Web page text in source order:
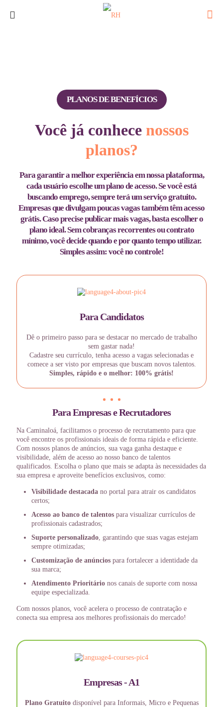
PLANOS DE BENEFÍCIOS
Você já conhece nossos
planos?
Para garantir a melhor experiência em nossa plataforma,
cada usuário escolhe um plano de acesso. Se você está
buscando emprego, sempre terá um serviçogratuito.
Empresas que divulgam poucas vagas também têm acesso
grátis. Caso precise publicar mais vagas, basta escolher o
plano ideal. Sem cobranças recorrentes ou contrato
mínimo, você decide quando e por quanto tempo utilizar.
Simples assim: você no controle!
Para Candidatos
Dê o primeiro passo para se destacar no mercado de trabalho
sem gastar nada!
Cadastre seu currículo, tenha acesso a vagas selecionadas e
comece a ser visto por empresas que buscam novos talentos.
Simples, rápido e o melhor: 100% grátis!
Para Empresas e Recrutadores
Na Caminaloá, facilitamos o processo de recrutamento para que
você encontre os profissionais ideais de forma rápida e eficiente.
Com nossos planos de anúncios, sua vaga ganha destaque e
visibilidade, além de acesso ao nosso banco de talentos
qualificados. Escolha o plano que mais se adapta às necessidades da
sua empresa e aproveite benefícios exclusivos, como:
Visibilidade destacada no portal para atrair os candidatos
certos;
Acesso ao banco de talentos para visualizar currículos de
profissionais cadastrados;
Suporte personalizado, garantindo que suas vagas estejam
sempre otimizadas;
Customização de anúncios para fortalecer a identidade da
sua marca;
Atendimento Prioritário nos canais de suporte com nossa
equipe especializada.
Com nossos planos, você acelera o processo de contratação e
conecta sua empresa aos melhores profissionais do mercado!
Empresas - A1
Plano Gratuitodisponível para Informais, Micro e Pequenas